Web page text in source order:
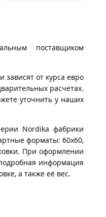
поставщиком
от курса евро
расчетах.
уточнить у наших
Nordika фабрики
форматы: 60x60,
При оформлении
информация
а также её вес.